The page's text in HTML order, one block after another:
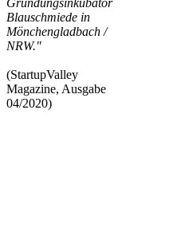
Blauschmiede in
Mönchengladbach /
NRW."
(StartupValley
Magazine, Ausgabe
04/2020)